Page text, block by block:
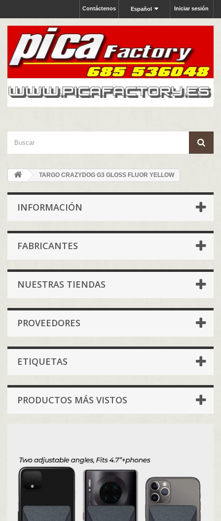
Iniciar sesión
Español
Contáctenos
TARGO CRAZYDOG G3 GLOSS FLUOR YELLOW
INFORMACIÓN
FABRICANTES
NUESTRAS TIENDAS
PROVEEDORES
ETIQUETAS
PRODUCTOS MÁS VISTOS